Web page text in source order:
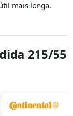
mais longa.
215/55